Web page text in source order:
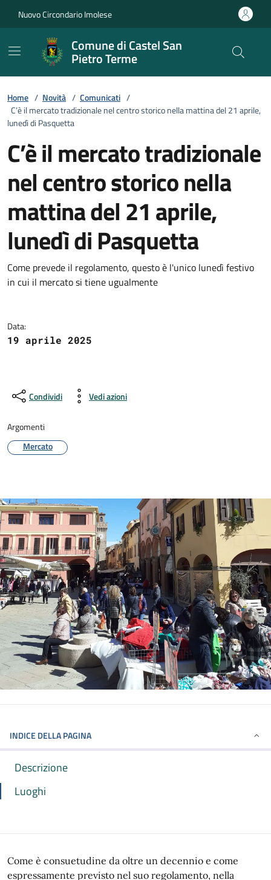
Nuovo Circondario Imolese
Comune di Castel San
Pietro Terme
Home / Novità / Comunicati /
C’è il mercato tradizionale nel centro storico nella mattina del 21 aprile,
lunedì di Pasquetta
C’è il mercato tradizionale
nel centro storico nella
mattina del 21 aprile,
lunedì di Pasquetta
Dettagli della notizia
Come prevede il regolamento, questo è l'unico lunedì festivo
in cui il mercato si tiene ugualmente
Data:
19 aprile 2025
Condividi Vedi azioni
Argomenti
Mercato
INDICE DELLA PAGINA
Descrizione
Luoghi
Come è consuetudine da oltre un decennio e come
espressamente previsto nel suo regolamento, nella